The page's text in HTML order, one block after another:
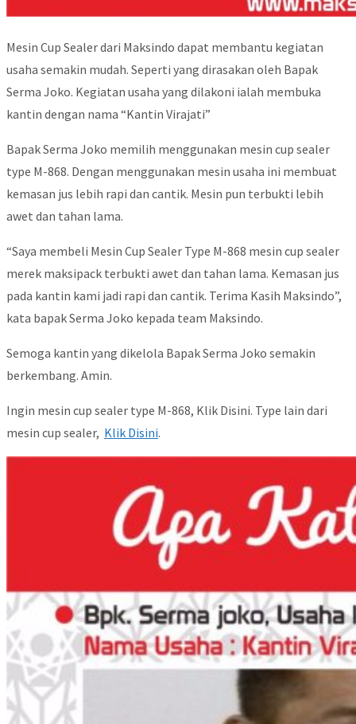
Mesin Cup Sealer dari Maksindo dapat membantu kegiatan
usaha semakin mudah. Seperti yang dirasakan oleh Bapak
Serma Joko. Kegiatan usaha yang dilakoni ialah membuka
kantin dengan nama “Kantin Virajati”
Bapak Serma Joko memilih menggunakan mesin cup sealer
type M-868. Dengan menggunakan mesin usaha ini membuat
kemasan jus lebih rapi dan cantik. Mesin pun terbukti lebih
awet dan tahan lama.
“Saya membeli Mesin Cup Sealer Type M-868 mesin cup sealer
merek maksipack terbukti awet dan tahan lama. Kemasan jus
pada kantin kami jadi rapi dan cantik. Terima Kasih Maksindo”,
kata bapak Serma Joko kepada team Maksindo.
Semoga kantin yang dikelola Bapak Serma Joko semakin
berkembang. Amin.
Ingin mesin cup sealer type M-868, Klik Disini. Type lain dari
mesin cup sealer, Klik Disini.